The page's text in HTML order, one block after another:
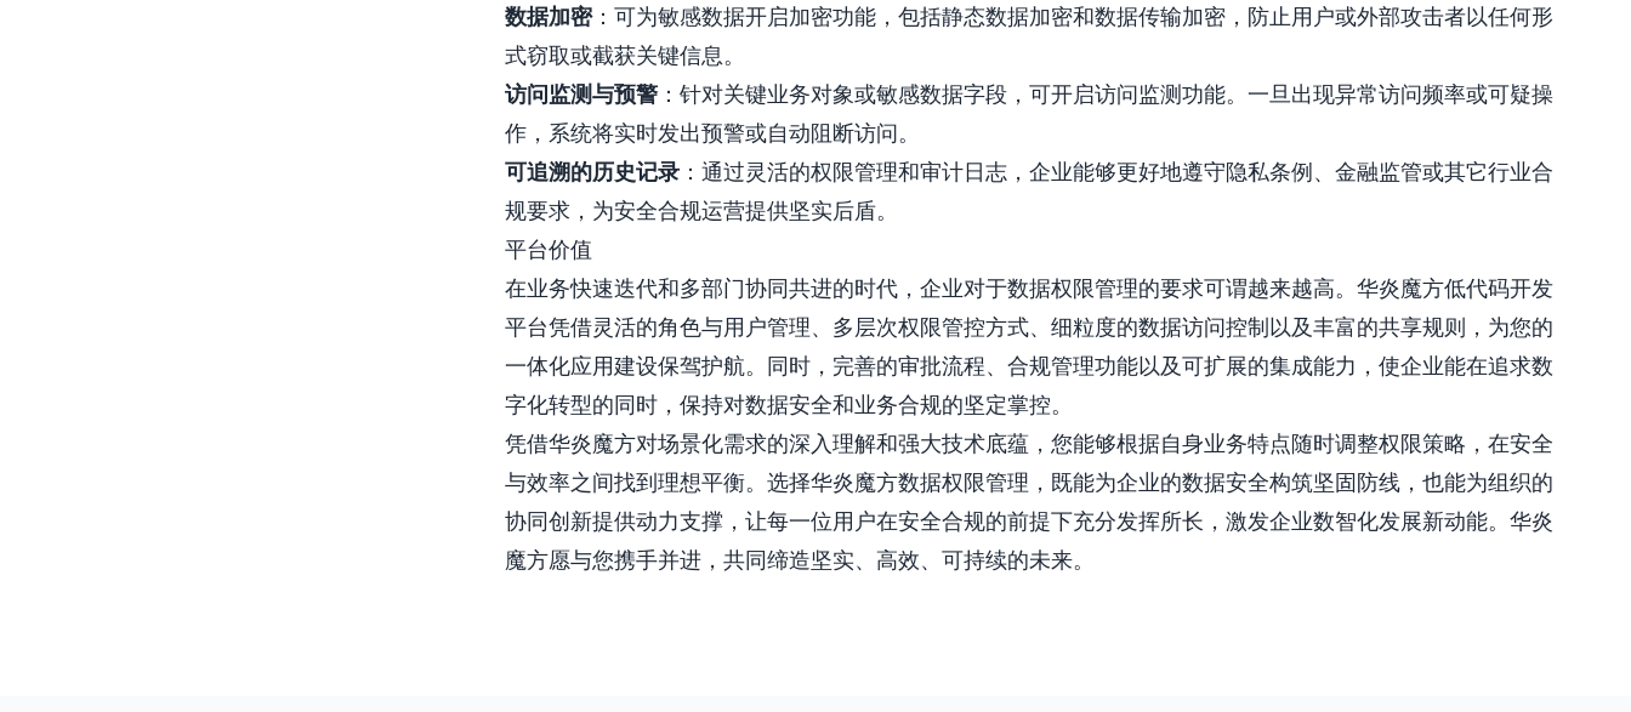
数据加密：可为敏感数据开启加密功能，包括静态数据加密和数据传输加密，防止用户或外部攻击者以任何形
式窃取或截获关键信息。
访问监测与预警 ：针对关键业务对象或敏感数据字段，可开启访问监测功能。一旦出现异常访问频率或可疑操
作，系统将实时发出预警或自动阻断访问。
可追溯的历史记录 ：通过灵活的权限管理和审计日志，企业能够更好地遵守隐私条例、金融监管或其它行业合
规要求，为安全合规运营提供坚实后盾。
平台价值
在业务快速迭代和多部门协同共进的时代，企业对于数据权限管理的要求可谓越来越高。华炎魔方低代码开发
平台凭借灵活的角色与用户管理、多层次权限管控方式、细粒度的数据访问控制以及丰富的共享规则，为您的
一体化应用建设保驾护航。同时，完善的审批流程、合规管理功能以及可扩展的集成能力，使企业能在追求数
字化转型的同时，保持对数据安全和业务合规的坚定掌控。
凭借华炎魔方对场景化需求的深入理解和强大技术底蕴，您能够根据自身业务特点随时调整权限策略，在安全
与效率之间找到理想平衡。选择华炎魔方数据权限管理，既能为企业的数据安全构筑坚固防线，也能为组织的
协同创新提供动力支撑，让每一位用户在安全合规的前提下充分发挥所长，激发企业数智化发展新动能。华炎
魔方愿与您携手并进，共同缔造坚实、高效、可持续的未来。